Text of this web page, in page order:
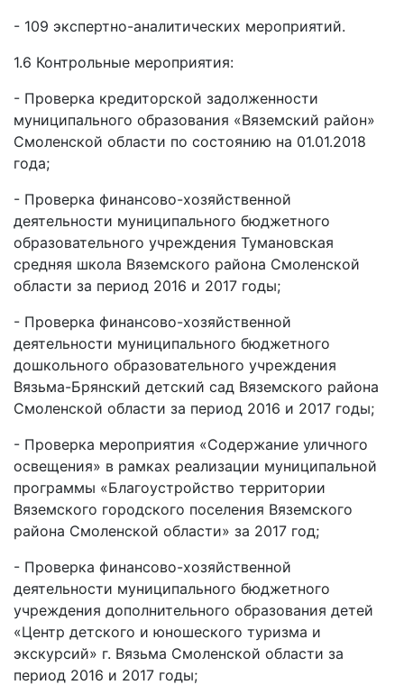
- 109 экспертно-аналитических мероприятий.
1.6 Контрольные мероприятия:
- Проверка кредиторской задолженности
муниципального образования «Вяземский район»
Смоленской области по состоянию на 01.01.2018
года;
- Проверка финансово-хозяйственной
деятельности муниципального бюджетного
образовательного учреждения Тумановская
средняя школа Вяземского района Смоленской
области за период 2016 и 2017 годы;
- Проверка финансово-хозяйственной
деятельности муниципального бюджетного
дошкольного образовательного учреждения
Вязьма-Брянский детский сад Вяземского района
Смоленской области за период 2016 и 2017 годы;
- Проверка мероприятия «Содержание уличного
освещения» в рамках реализации муниципальной
программы «Благоустройство территории
Вяземского городского поселения Вяземского
района Смоленской области» за 2017 год;
- Проверка финансово-хозяйственной
деятельности муниципального бюджетного
учреждения дополнительного образования детей
«Центр детского и юношеского туризма и
экскурсий» г. Вязьма Смоленской области за
период 2016 и 2017 годы;